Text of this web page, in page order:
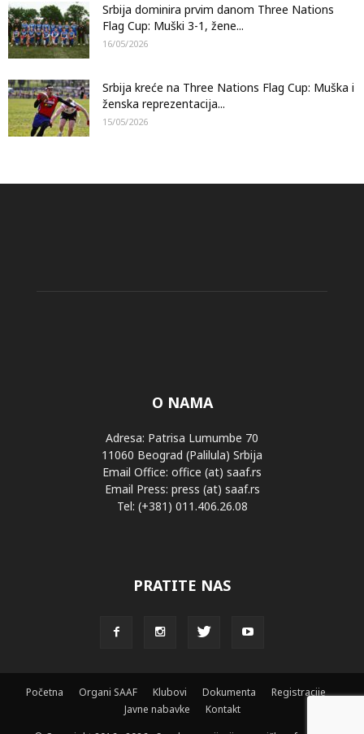
Srbija dominira prvim danom Three Nations
Flag Cup: Muški 3-1, žene...
16/05/2026
Srbija kreće na Three Nations Flag Cup: Muška i
ženska reprezentacija...
15/05/2026
O NAMA
Adresa: Patrisa Lumumbe 70
11060 Beograd (Palilula) Srbija
Email Office: office (at) saaf.rs
Email Press: press (at) saaf.rs
Tel: (+381) 011.406.26.08
PRATITE NAS
Početna Organi SAAF Klubovi Dokumenta
Registracije
Javne nabavke
Kontakt